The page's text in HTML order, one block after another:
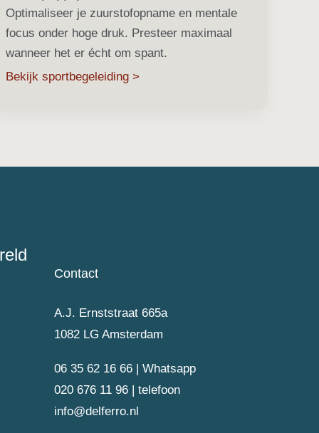
Optimaliseer je zuurstofopname en mentale
focus onder hoge druk. Presteer maximaal
wanneer het er écht om spant.
Bekijk sportbegeleiding >
Contact
A.J. Ernststraat 665a
1082 LG Amsterdam
06 35 62 16 66 | Whatsapp
020 676 11 96 | telefoon
info@delferro.nl